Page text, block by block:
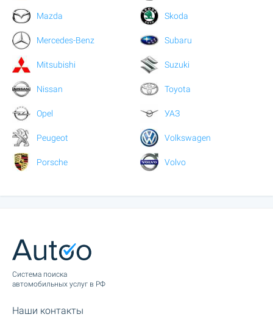
Mazda
Mercedes-Benz
Mitsubishi
Nissan
Opel
Peugeot
Porsche
Skoda
Subaru
Suzuki
Toyota
УАЗ
Volkswagen
Volvo
Cистема поиска
автомобильных услуг в РФ
Наши контакты